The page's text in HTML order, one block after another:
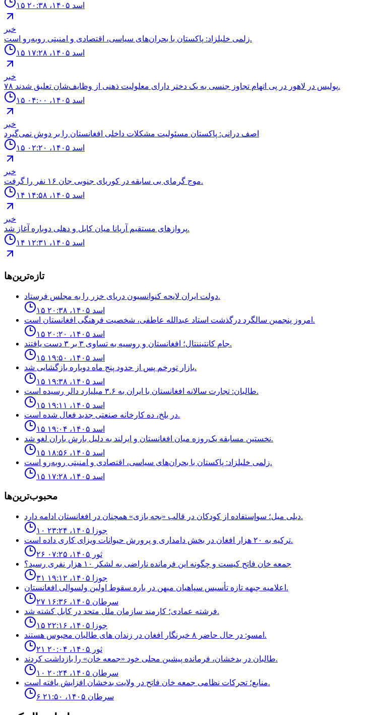
۱۵ اسد ۱۴۰۵، ۲۰:۳۸
خبر
زلمی خلیلزاد: پاکستان با بحران‌های سیاسی، اقتصادی و امنیتی روبه‌رو است.
۱۵ اسد ۱۴۰۵، ۱۷:۲۸
خبر
۷۸ پولیس در لاهور در پی اتهام تجاوز جنسی به یک دختر دارای معلولیت ذهنی از وظایف‌شان تعلیق شدند.
۱۵ اسد ۱۴۰۵، ۰۴:۰۰
خبر
اصف درانی: پاکستان مسئولیت مشکلات داخلی افغانستان را بر دوش نمی‌گیرد
۱۵ اسد ۱۴۰۵، ۰۲:۲۰
خبر
موج گرماى بى سابقه در كورياى جنوبى جان ۱۶ نفر را گرفت.
۱۴ اسد ۱۴۰۵، ۱۴:۵۸
خبر
پروازهاى مستقيم آريانا ميان كابل و دهلى دوباره آغاز شد.
۱۴ اسد ۱۴۰۵، ۱۲:۳۱
تازه‌ترین‌ها
دولت ايران لايحه كنوانسيون درياى خزر را به مجلس فرستاد.
۱۵ اسد ۱۴۰۵، ۲۰:۳۸
امروز پنجمین سالگرد درگذشت استاد عبدالله عاطفی، شخصیت فرهنگی افغانستان است.
۱۵ اسد ۱۴۰۵، ۲۰:۲۰
جام كانتيننتال؛ افغانستان و روسيه به تساوى ٣ بر ٣ دست يافتند.
۱۵ اسد ۱۴۰۵، ۱۹:۵۰
بازار تورخم پس از حدود پنج ماه دوباره بازگشایی شد.
۱۵ اسد ۱۴۰۵، ۱۹:۳۸
طالبان: تجارت سالانه افغانستان با ایران به ۳.۶ میلیارد دالر رسیده است.
۱۵ اسد ۱۴۰۵، ۱۹:۱۱
در بلخ، ده کارخانه صنعتی جدید فعال شده است.
۱۵ اسد ۱۴۰۵، ۱۹:۰۴
نخستین مسابقه یک‌روزه میان افغانستان و ایرلند به دلیل بارش باران لغو شد.
۱۵ اسد ۱۴۰۵، ۱۸:۵۶
زلمی خلیلزاد: پاکستان با بحران‌های سیاسی، اقتصادی و امنیتی روبه‌رو است.
۱۵ اسد ۱۴۰۵، ۱۷:۲۸
محبوب‌ترین‌ها
ديلى ميل؛ سوإستفاده از كودكان در قالب «بجه بازى» همچنان در افغانستان ادامه دارد.
۱۰ جوزا ۱۴۰۵، ۲۳:۲۴
ترکیه به ۲۰ هزار افغان در بخش دامداری و پرورش حیوانات ویزای کاری داده است.
۲۶ ثور ۱۴۰۵، ۰۷:۲۵
جمعه خان فاتح كيست و چگونه اين فرمانده ناراضى به لشكر ١٠ هزار نفرى رسيد؟
۳۱ جوزا ۱۴۰۵، ۱۹:۱۲
اعلاميه جبهه تازه تأسيس سپاهيان ميهن در باره سقوط اولين ولسوالى افغانستان.
۲۷ سرطان ۱۴۰۵، ۱۶:۳۶
فرشته عمادى؛ كارمند سازمان ملل متحد در كابل كشته شد.
۱۵ جوزا ۱۴۰۵، ۲۲:۱۶
امسو: در حال حاضر ۸ خبرنگار افغان در زندان‌ های طالبان محبوس هستند.
۲۱ ثور ۱۴۰۵، ۲۰:۰۴
طالبان در بدخشان، فرمانده پیشین محلی خود «جمعه خان» را بازداشت کردند.
۱۰ سرطان ۱۴۰۵، ۲۰:۲۴
منابع؛ تحركات نظامى جمعه خان فاتح در ولايت بدخشان افزايش يافته است.
۶ سرطان ۱۴۰۵، ۲۱:۵۰